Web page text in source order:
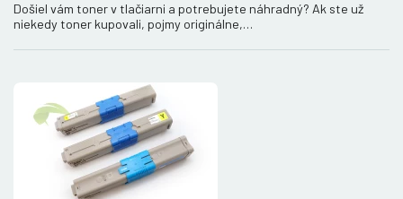
Došiel vám toner v tlačiarni a potrebujete náhradný? Ak ste už
niekedy toner kupovali, pojmy originálne,…